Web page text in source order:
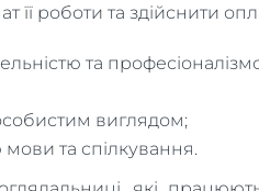
її роботи та здійснити
та
виглядом;
мови та спілкування.